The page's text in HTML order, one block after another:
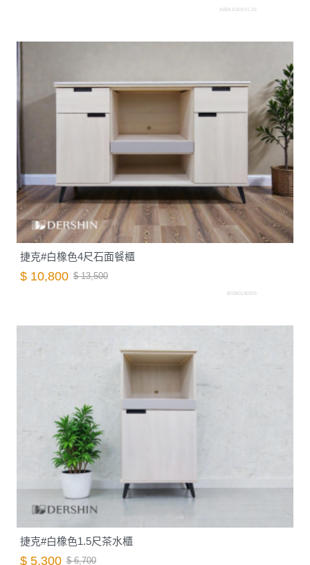
A058.A219-01.26
捷克#白橡色4尺石面餐櫃
$ 10,800 $ 13,500
B0240142003
捷克#白橡色1.5尺茶水櫃
$ 5,300 $ 6,700